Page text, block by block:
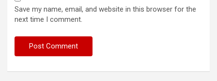
Save my name, email, and website in this browser for the
next time I comment.